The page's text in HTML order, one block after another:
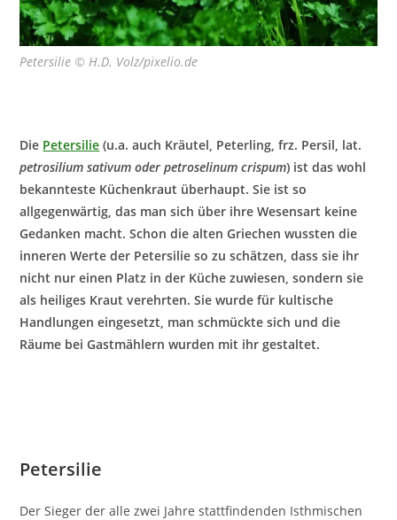
Petersilie © H.D. Volz/pixelio.de
Die Petersilie (u.a. auch Kräutel, Peterling, frz. Persil, lat.
petrosilium sativum oder petroselinum crispum) ist das wohl
bekannteste Küchenkraut überhaupt. Sie ist so
allgegenwärtig, das man sich über ihre Wesensart keine
Gedanken macht. Schon die alten Griechen wussten die
inneren Werte der Petersilie so zu schätzen, dass sie ihr
nicht nur einen Platz in der Küche zuwiesen, sondern sie
als heiliges Kraut verehrten. Sie wurde für kultische
Handlungen eingesetzt, man schmückte sich und die
Räume bei Gastmählern wurden mit ihr gestaltet.
Petersilie
Der Sieger der alle zwei Jahre stattfindenden Isthmischen